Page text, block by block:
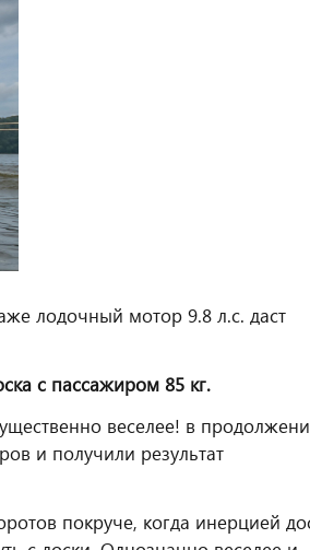
лодочный мотор 9.8 л.с. даст
с пассажиром 85 кг.
веселее! в
и получили результат
покруче, когда инерцией